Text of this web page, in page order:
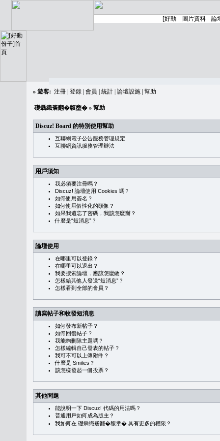
» 遊客: 注冊 登錄 會員 統計 論壇設施 幫助
礎聶織簷翻�䪖壅� » 幫助
Discuz! Board 的特別使用幫助
互聯網電子公告服務管理規定
互聯網資訊服務管理辦法
用戶須知
我必須要注冊嗎？
Discuz! 論壇使用 Cookies 嗎？
如何使用簽名？
如何使用個性化的頭像？
如果我遺忘了密碼，我該怎麼辦？
什麼是“短消息”？
論壇使用
在哪里可以登錄？
在哪里可以退出？
我要搜索論壇，應該怎麼做？
怎樣給其他人發送“短消息”？
怎樣看到全部的會員？
讀寫帖子和收發短消息
如何發布新帖子？
如何回復帖子？
我能夠刪除主題嗎？
怎樣編輯自己發表的帖子？
我可不可以上傳附件？
什麼是 Smilies？
該怎樣發起一個投票？
其他問題
能說明一下 Discuz! 代碼的用法嗎？
普通用戶如何成為版主？
我如何在 礎聶織簷翻�䪖壅� 具有更多的權限？